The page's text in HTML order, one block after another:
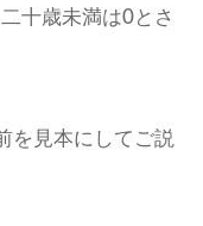
十歳未満は0とさ
を見本にしてご説